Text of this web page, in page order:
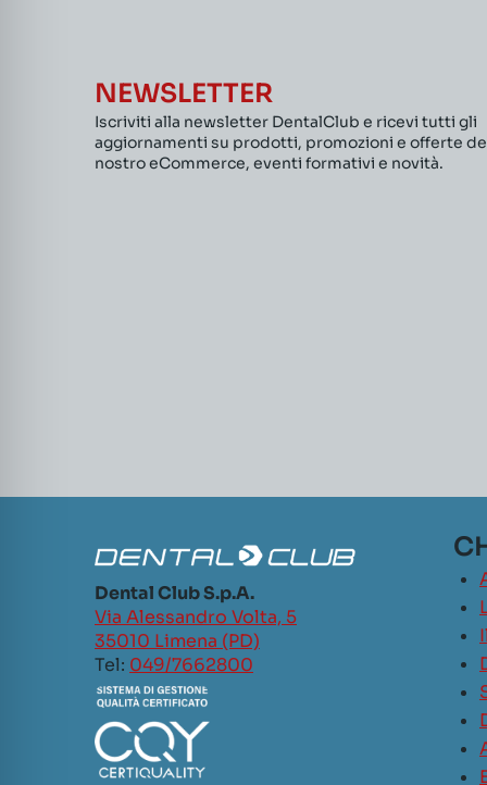
NEWSLETTER
Iscriviti alla newsletter DentalClub e ricevi tutti gli
aggiornamenti su prodotti, promozioni e offerte
nostro eCommerce, eventi formativi e novità.
Dental Club S.p.A.
Via Alessandro Volta, 5
35010 Limena (PD)
Tel: 049/7662800